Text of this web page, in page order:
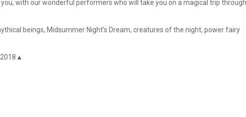
with our wonderful performers who will take you on a magical trip through
beings, Midsummer Night’s Dream, creatures of the night, power fairy
2018▲